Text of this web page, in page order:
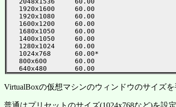
VirtualBoxの仮想マシンのウィンドウのサイズ
普通はプリセットのサイズ(1024x768など)を設